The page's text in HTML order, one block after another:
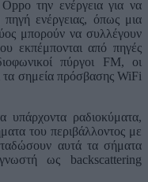
την ενέργεια για να
πηγή ενέργειας, όπως μια
μπορούν να συλλέγουν
εκπέμπονται από πηγές
πύργοι FM, οι
τα σημεία πρόσβασης WiFi
υπάρχοντα ραδιοκύματα,
του περιβάλλοντος με
αυτά τα σήματα
ως backscattering